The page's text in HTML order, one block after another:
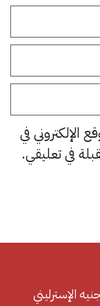
الإلكتروني في
في تعليقي.
الإسترليني